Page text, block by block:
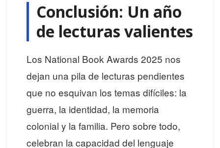
Conclusión: Un año
de lecturas valientes
Los National Book Awards 2025 nos
dejan una pila de lecturas pendientes
que no esquivan los temas difíciles: la
guerra, la identidad, la memoria
colonial y la familia. Pero sobre todo,
celebran la capacidad del lenguaje